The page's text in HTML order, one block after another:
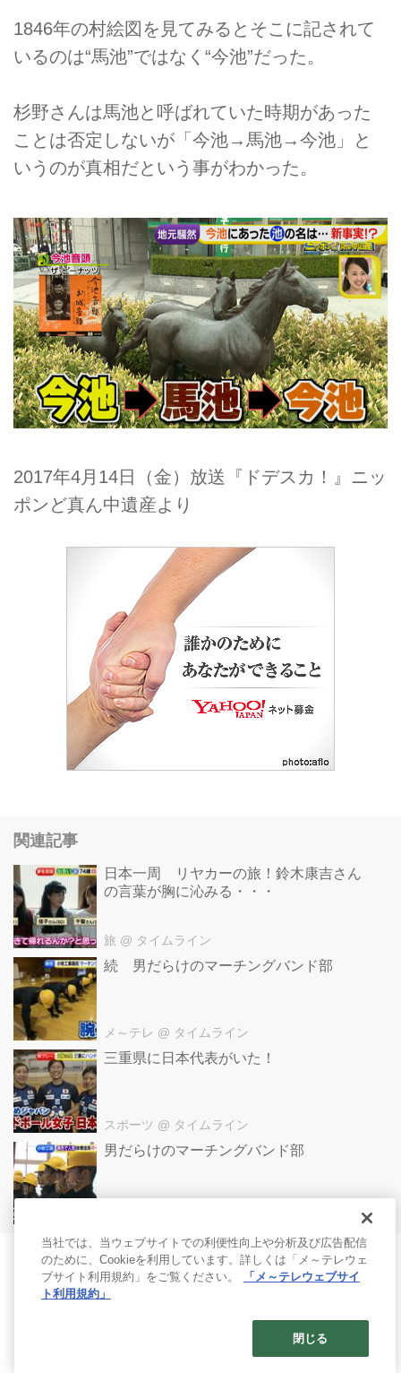
1846年の村絵図を見てみるとそこに記されて
いるのは“馬池”ではなく“今池”だった。
杉野さんは馬池と呼ばれていた時期があった
ことは否定しないが「今池→馬池→今池」と
いうのが真相だという事がわかった。
2017年4月14日（金）放送『ドデスカ！』ニッ
ポンど真ん中遺産より
関連記事
日本一周 リヤカーの旅！鈴木康吉さん
の言葉が胸に沁みる・・・
旅 @ タイムライン
続 男だらけのマーチングバンド部
メ～テレ @ タイムライン
三重県に日本代表がいた！
スポーツ @ タイムライン
男だらけのマーチングバンド部
© 2017- Nagoya Broadcasting Network All rights reserved.
当社では、当ウェブサイトでの利便性向上や分析及び広告配信
のために、Cookieを利用しています。詳しくは「メ～テレウェ
ブサイト利用規約」をご覧ください。
「メ～テレウェブサイ
ト利用規約」
閉じる